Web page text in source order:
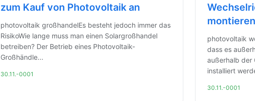
zum Kauf von Photovoltaik an
photovoltaik großhandelEs besteht jedoch immer das
RisikoWie lange muss man einen Solargroßhandel
betreiben? Der Betrieb eines Photovoltaik-
Großhändle...
30.11.-0001
photovoltaik
dass es
außerhalb der
installiert
30.11.-0001